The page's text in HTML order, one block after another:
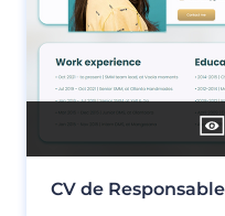
CV de